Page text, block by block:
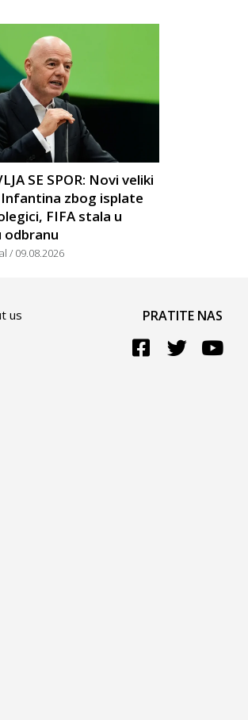
SE SPOR: Novi veliki
zbog isplate
FIFA stala u
odbranu
09.08.2026
us
PRATITE NAS